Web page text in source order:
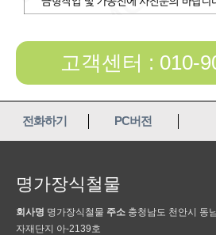
고객센터 : 010-
전화하기 PC버전
명가장식철물
회사명 명가장식철물 주소 충청남도 천안시 동
자재단지 아-2139호